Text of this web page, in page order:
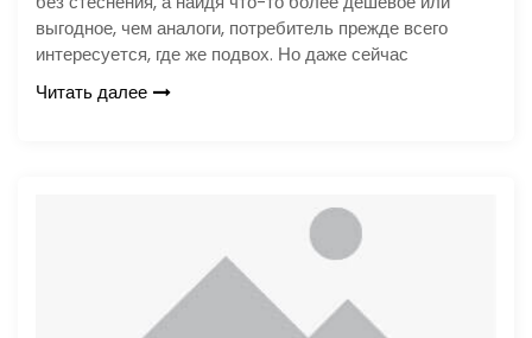
выгодное, чем аналоги, потребитель прежде всего
интересуется, где же подвох. Но даже сейчас
Читать далее